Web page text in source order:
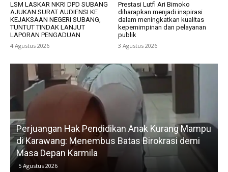
LSM LASKAR NKRI DPD SUBANG
AJUKAN SURAT AUDIENSI KE
KEJAKSAAN NEGERI SUBANG,
TUNTUT TINDAK LANJUT
LAPORAN PENGADUAN
4 Agustus 2026
Prestasi Lutfi Ari Bimoko
diharapkan menjadi inspirasi
dalam meningkatkan kualitas
kepemimpinan dan pelayanan
publik
3 Agustus 2026
Perjuangan Hak Pendidikan Anak Kurang Mampu
di Karawang: Menembus Batas Birokrasi demi
Masa Depan Karmila
5 Agustus 2026